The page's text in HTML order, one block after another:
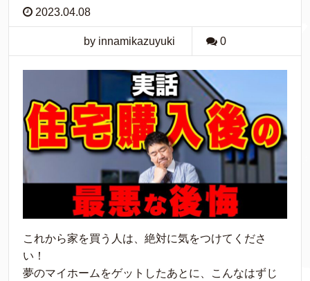
2023.04.08
by innamikazuyuki 0
これから家を買う人は、絶対に気をつけてくださ
い！
夢のマイホームをゲットしたあとに、こんなはずじ